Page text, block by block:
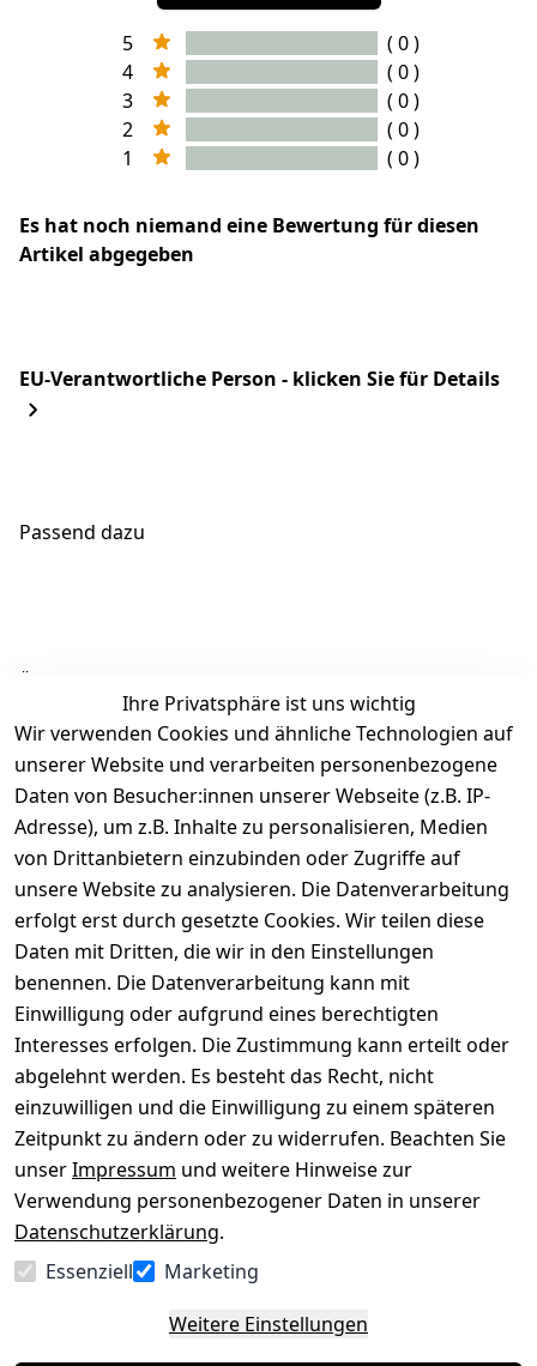
5
( 0 )
4
( 0 )
3
( 0 )
2
( 0 )
1
( 0 )
Es hat noch niemand eine Bewertung für diesen
Artikel abgegeben
EU-Verantwortliche Person - klicken Sie für Details
Passend dazu
Ähnliche Produkte
Ihre Privatsphäre ist uns wichtig
Wir verwenden Cookies und ähnliche Technologien auf
unserer Website und verarbeiten personenbezogene
Daten von Besucher:innen unserer Webseite (z.B. IP-
Adresse), um z.B. Inhalte zu personalisieren, Medien
von Drittanbietern einzubinden oder Zugriffe auf
unsere Website zu analysieren. Die Datenverarbeitung
erfolgt erst durch gesetzte Cookies. Wir teilen diese
Daten mit Dritten, die wir in den Einstellungen
benennen. Die Datenverarbeitung kann mit
Einwilligung oder aufgrund eines berechtigten
Interesses erfolgen. Die Zustimmung kann erteilt oder
abgelehnt werden. Es besteht das Recht, nicht
einzuwilligen und die Einwilligung zu einem späteren
Zeitpunkt zu ändern oder zu widerrufen. Beachten Sie
unserImpressum und weitere Hinweise zur
Verwendung personenbezogener Daten in unserer
Datenschutzerklärung.
Essenziell
Marketing
Weitere Einstellungen
Rechtliches
AGB
Impressum
Datenschutze
rklärung
Barrierefreihe
itserklärung
Widerrufsrec
ht
Über uns
Kontakt
Registrieren
Kataloge zum
Download
Pflege &
Kundendienst
Kiefermöbel
Hilfe
Wir
versenden
mit
Zahle
bequem per
Vertrag
widerrufen